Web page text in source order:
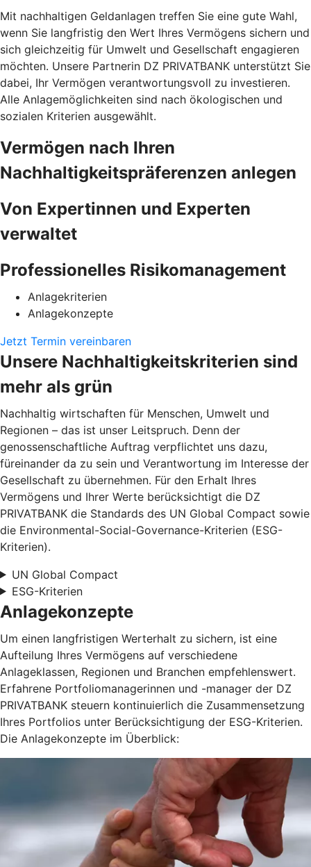
Mit nachhaltigen Geldanlagen treffen Sie eine gute Wahl,
wenn Sie langfristig den Wert Ihres Vermögens sichern und
sich gleichzeitig für Umwelt und Gesellschaft engagieren
möchten. Unsere Partnerin DZ PRIVATBANK unterstützt Sie
dabei, Ihr Vermögen verantwortungsvoll zu investieren.
Alle Anlagemöglichkeiten sind nach ökologischen und
sozialen Kriterien ausgewählt.
Vermögen nach Ihren
Nachhaltigkeitspräferenzen anlegen
Von Expertinnen und Experten
verwaltet
Professionelles Risikomanagement
Anlagekriterien
Anlagekonzepte
Jetzt Termin vereinbaren
Unsere Nachhaltigkeitskriterien sind
mehr als grün
Nachhaltig wirtschaften für Menschen, Umwelt und
Regionen – das ist unser Leitspruch. Denn der
genossenschaftliche Auftrag verpflichtet uns dazu,
füreinander da zu sein und Verantwortung im Interesse der
Gesellschaft zu übernehmen. Für den Erhalt Ihres
Vermögens und Ihrer Werte berücksichtigt die DZ
PRIVATBANK die Standards des UN Global Compact sowie
die Environmental-Social-Governance-Kriterien (ESG-
Kriterien).
UN Global Compact
ESG-Kriterien
Anlagekonzepte
Um einen langfristigen Werterhalt zu sichern, ist eine
Aufteilung Ihres Vermögens auf verschiedene
Anlageklassen, Regionen und Branchen empfehlenswert.
Erfahrene Portfoliomanagerinnen und -manager der DZ
PRIVATBANK steuern kontinuierlich die Zusammensetzung
Ihres Portfolios unter Berücksichtigung der ESG-Kriterien.
Die Anlagekonzepte im Überblick: